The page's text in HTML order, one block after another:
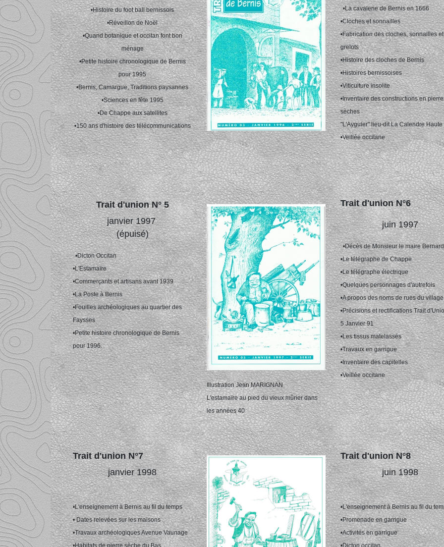
•Histoire du foot ball bernissois
•Réveillon de Noël
•Quand botanique et occitan font bon
ménage
•Petite histoire chronologique de Bernis
pour 1995
•Bernis, Camargue, Traditions paysannes
•Sciences en fête 1995
•De Chappe aux satellites
•150 ans d'histoire des télécommunications
•La cavalerie de Bernis en 1666
•Cloches et sonnailles
•Fabrication des cloches, sonnailles et
grelots
•Histoire des cloches de Bernis
•Histoires bernissoises
•Viticulture insolite
•Inventaire des constructions en
sèches
"L'Ayguier" lieu-dit La Calendre Haute
•Veillée occitane
Trait d'union N° 5
janvier 1997
(épuisé)
•Dicton Occitan
•L'Estamaïre
•Commerçants et artisans avant 1939
•La Poste à Bernis
•Fouilles archéologiques au quartier des
Faysses
•Petite histoire chronologique de Bernis
pour 1996.
Illustration Jean MARIGNAN
L'estamaïre au pied du vieux mûrier dans
les années 40
Trait d'union N°6
juin 1997
•Décès de Monsieur le maire
•Le télégraphe de Chappe
•Le télégraphe électrique
•Quelques personnages d'autrefois
•A propos des noms de rues du village
•Précisions et rectifications Trait
5 Janvier 91
•Les tissus matelassés
•Travaux en garrigue
•Inventaire des capitelles
•Veillée occitane
Trait d'union N°7
janvier 1998
•L'enseignement à Bernis au fil du temps
• Dates relevées sur les maisons
•Travaux archéologiques Avenue Vaunage
•Habitats de pierre sèche du Bas
Trait d'union N°8
juin 1998
•L'enseignement à Bernis au fil du
•Promenade en garrigue
•Activités en garrigue
•Dicton occitan